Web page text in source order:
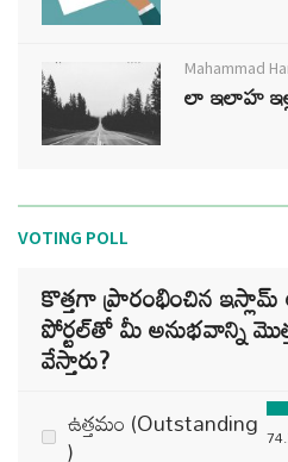
Mahammad
లా ఇలాహ
VOTING POLL
కొత్తగా ప్రారంభించిన ఇస్లామ్
పోర్టల్‌తో మీ అనుభవాన్ని
వేస్తారు?
ఉత్తమం (Outstanding
)